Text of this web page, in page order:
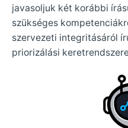
javasoljuk két korábbi
szükséges
szervezeti integritásáról
priorizálási